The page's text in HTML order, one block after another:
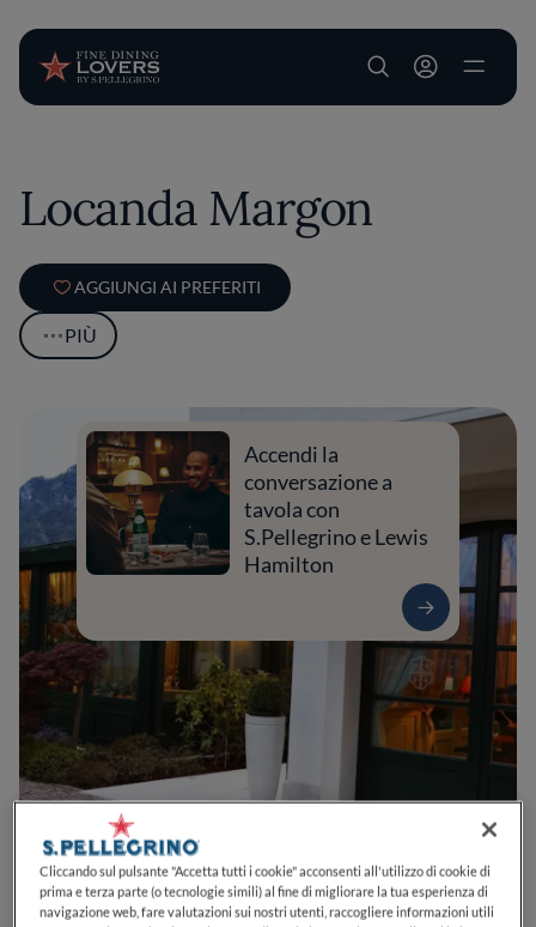
User account
Locanda Margon
AGGIUNGI AI PREFERITI
PIÙ
0 0 0
Accendi la
conversazione a
tavola con
S.Pellegrino e Lewis
Hamilton
Cliccando sul pulsante "Accetta tutti i cookie" acconsenti all'utilizzo di cookie di
prima e terza parte (o tecnologie simili) al fine di migliorare la tua esperienza di
navigazione web, fare valutazioni sui nostri utenti, raccogliere informazioni utili